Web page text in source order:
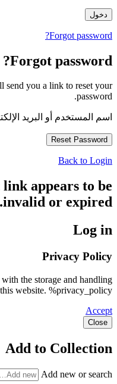
Forgot password?
Forgot password?
send you a link to reset your
password.
اسم المستخدم أو البريد
Back to Login
appears to be
invalid or expired.
Log in
Privacy Policy
the storage and handling
website. %privacy_policy%
Accept
Close
Add to Collection
Add new or search